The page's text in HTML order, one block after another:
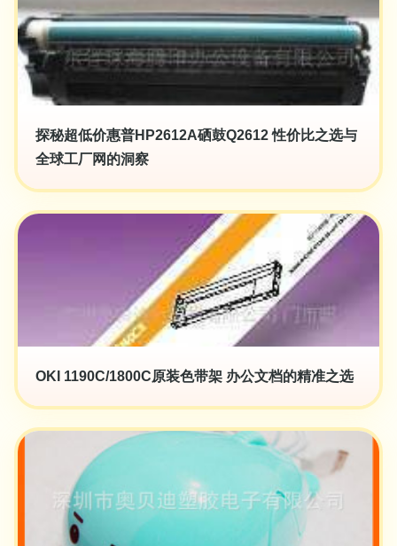
探秘超低价惠普HP2612A硒鼓Q2612 性价比之选与
全球工厂网的洞察
OKI 1190C/1800C原装色带架 办公文档的精准之选